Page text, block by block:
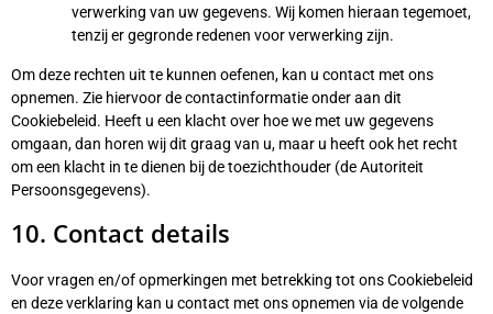
verwerking van uw gegevens. Wij komen hieraan tegemoet,
tenzij er gegronde redenen voor verwerking zijn.
Om deze rechten uit te kunnen oefenen, kan u contact met ons
opnemen. Zie hiervoor de contactinformatie onder aan dit
Cookiebeleid. Heeft u een klacht over hoe we met uw gegevens
omgaan, dan horen wij dit graag van u, maar u heeft ook het recht
om een klacht in te dienen bij de toezichthouder (de Autoriteit
Persoonsgegevens).
10. Contact details
Voor vragen en/of opmerkingen met betrekking tot ons Cookiebeleid
en deze verklaring kan u contact met ons opnemen via de volgende